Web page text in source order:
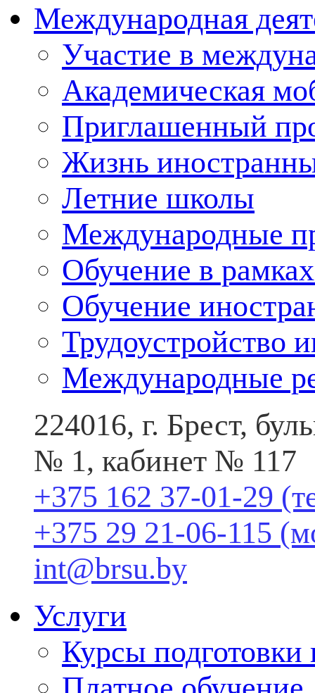
Международная
Участие в
Академическая
Приглашенный
Жизнь
Летние школы
Международные
Обучение в
Обучение
Трудоустройство
Международные
224016, г. Брест,
№ 1, кабинет № 117
+375 162 37-01-29
+375 29 21-06-115
int@brsu.by
Услуги
Курсы